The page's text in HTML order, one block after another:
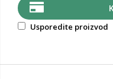
Usporedite proizvod